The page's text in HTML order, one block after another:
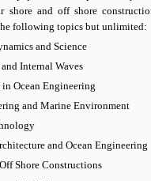
shore and off shore
following topics but unlimited:
and Science
Internal Waves
Ocean Engineering
and Marine Environment
and Ocean Engineering
Shore Constructions